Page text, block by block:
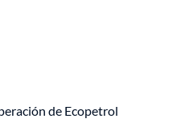
de Ecopetrol